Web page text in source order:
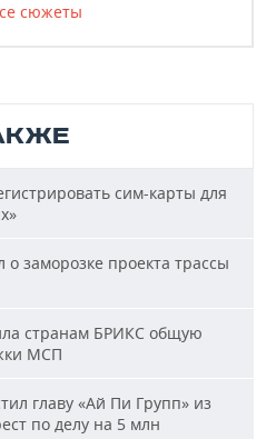
сюжеты
сим-карты для
о заморозке проекта трассы
странам БРИКС общую
МСП
главу «Ай Пи Групп» из
по делу на 5 млн